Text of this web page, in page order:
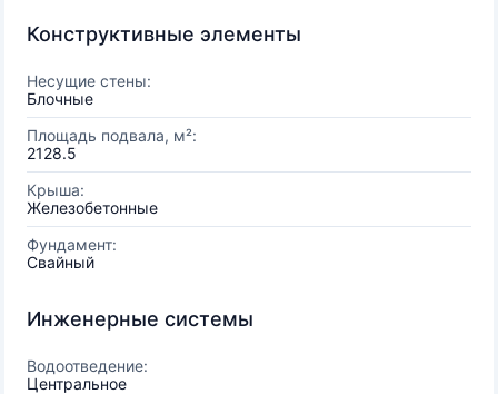
Конструктивные элементы
Несущие стены:
Блочные
Площадь подвала, м²:
2128.5
Крыша:
Железобетонные
Фундамент:
Свайный
Инженерные системы
Водоотведение:
Центральное